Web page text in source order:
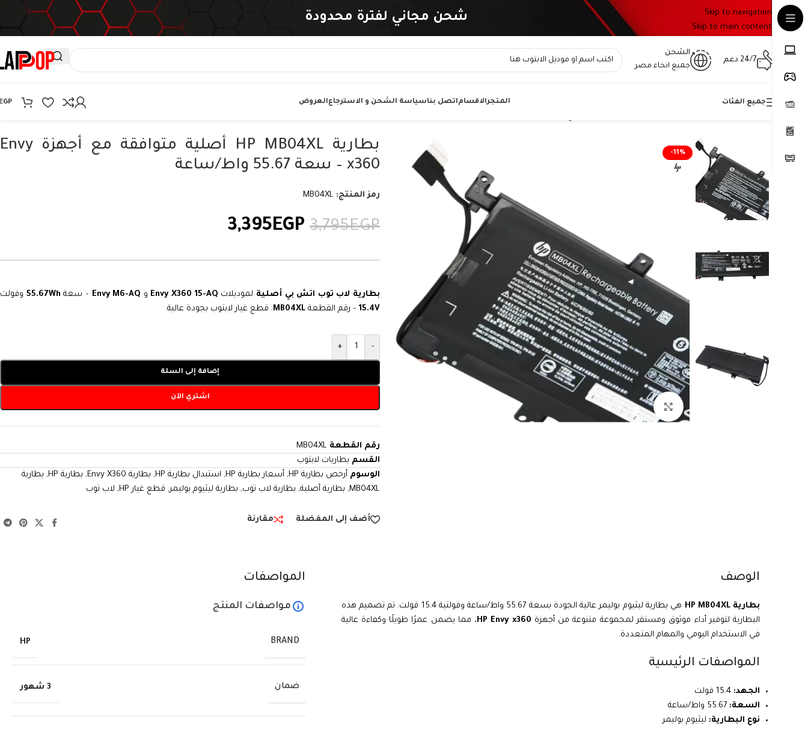
Skip to navigation
Skip to main content
شحن مجاني لفترة محدودة
24/7 دعم
الشحن
جميع انحاء مصر
جميع الفئات المتجرالاقساماتصل بناسياسة الشحن و الاسترجاعالعروض
-11%
Click to enlarge
بطارية HP MB04XL أصلية متوافقة مع أجهزة Envy
x360 – سعة 55.67 واط/ساعة
رمز المنتج: MB04XL
3,795EGP
3,395EGP
بطارية لاب توب اتش بي أصلية لموديلات Envy X360 15-AQ و Envy M6-AQ – سعة 55.67Wh وفولت
15.4V– رقم القطعة MB04XL. قطع غيار لابتوب بجودة عالية.
-
+
إضافة إلى السلة
اشتري الآن
رقم القطعة MB04XL
القسم بطاريات لابتوب
الوسوم أرخص بطارية HP , أسعار بطارية HP , استبدال بطارية HP , بطارية Envy X360 , بطارية HP , بطارية
MB04XL
, بطارية أصلية, بطارية لاب توب, بطارية ليثيوم بوليمر, قطع غيار HP , لاب توب
أضف إلى المفضلة مقارنة
الوصف
بطارية HP MB04XL
هي بطارية ليثيوم بوليمر عالية الجودة بسعة 55.67 واط/ساعة وفولتية 15.4 فولت. تم تصميم هذه
البطارية لتوفير أداء موثوق ومستقر لمجموعة متنوعة من أجهزة HP Envy x360، مما يضمن عمرًا طويلًا وكفاءة عالية
في الاستخدام اليومي والمهام المتعددة.
المواصفات الرئيسية
الجهد:
السعة:
نوع البطارية: ليثيوم بوليمر
المواصفات
مواصفات المنتج
BRAND
HP
ضمان 3 شهور